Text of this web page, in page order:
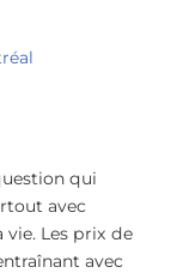
qui
avec
Les prix de
avec